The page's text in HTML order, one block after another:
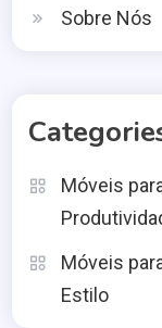
Sobre Nós
Móveis
Móveis
Estilo